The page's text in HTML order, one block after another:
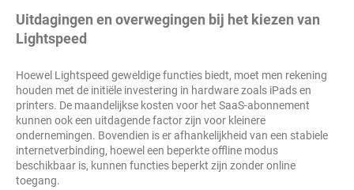
Uitdagingen en overwegingen bij het kiezen van
Lightspeed
Hoewel Lightspeed geweldige functies biedt, moet men rekening
houden met de initiële investering in hardware zoals iPads en
printers. De maandelijkse kosten voor het SaaS-abonnement
kunnen ook een uitdagende factor zijn voor kleinere
ondernemingen. Bovendien is er afhankelijkheid van een stabiele
internetverbinding, hoewel een beperkte offline modus
beschikbaar is, kunnen functies beperkt zijn zonder online
toegang.